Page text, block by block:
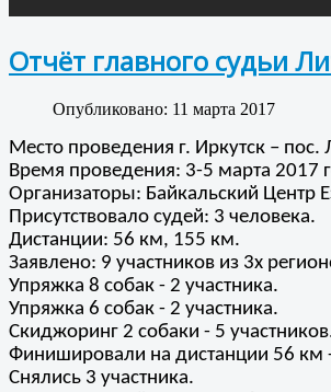
Отчёт главного судьи
Опубликовано: 11 марта 2017
Место проведения г. Иркутск – пос.
Время проведения: 3-5 марта 2017
Организаторы: Байкальский Центр
Присутствовало судей: 3 человека.
Дистанции: 56 км, 155 км.
Заявлено: 9 участников из 3х
Упряжка 8 собак - 2 участника.
Упряжка 6 собак - 2 участника.
Скиджоринг 2 собаки - 5
Финишировали на дистанции 56 км
Снялись 3 участника.